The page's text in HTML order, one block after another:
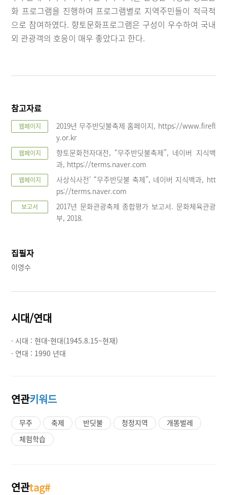
화 프로그램을 진행하여 프로그램별로 지역주민들이 적극적
으로 참여하였다. 향토문화프로그램은 구성이 우수하여 국내
외 관광객의 호응이 매우 좋았다고 한다.
참고자료
웹페이지
2019년 무주반딧불축제 홈페이지, https://www.firefl
y.or.kr
웹페이지
향토문화전자대전, “무주반딧불축제”, 네이버 지식백
과, https://terms.naver.com
웹페이지
사상식사전‘ “무주반딧불 축제”, 네이버 지식백과, htt
ps://terms.naver.com
보고서
2017년 문화관광축제 종합평가 보고서. 문화체육관광
부, 2018.
집필자
이영수
시대/연대
· 시대 :현대-현대(1945.8.15~현재)
· 연대 : 1990 년대
연관키워드
무주 축제 반딧불 청정지역
개똥벌레
체험학습
연관tag#